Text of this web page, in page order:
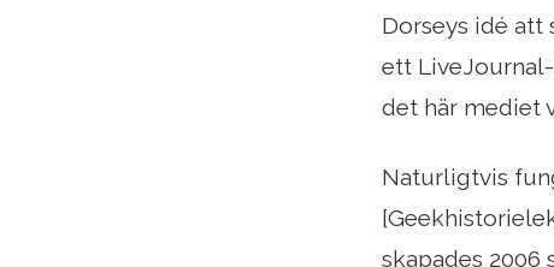
Dorseys idé att
ett
det här mediet
Naturligtvis
skapades